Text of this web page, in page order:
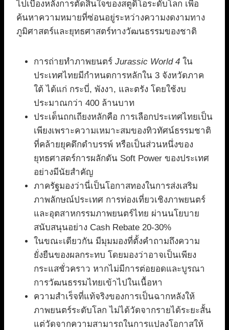
ไปเบื้องหลังการตัดสินใจของสตูดิโอระดับโลก เพื่อ
ค้นหาความหมายที่ซ่อนอยู่ระหว่างความงดงามทาง
ภูมิศาสตร์และยุทธศาสตร์ทางวัฒนธรรมของชาติ
การถ่ายทำภาพยนตร์ Jurassic World 4 ใน
ประเทศไทยมีกำหนดการหลักใน 3 จังหวัดภาค
ใต้ ได้แก่ กระบี่, พังงา, และตรัง โดยใช้งบ
ประมาณกว่า 400 ล้านบาท
ประเด็นถกเถียงหลักคือ การเลือกประเทศไทยเป็น
เพียงเพราะความเหมาะสมของทิวทัศน์ธรรมชาติ
ที่คล้ายยุคดึกดำบรรพ์ หรือเป็นส่วนหนึ่งของ
ยุทธศาสตร์การผลักดัน Soft Power ของประเทศ
อย่างมีนัยสำคัญ
ภาครัฐมองว่านี่เป็นโอกาสทองในการส่งเสริม
ภาพลักษณ์ประเทศ การท่องเที่ยวเชิงภาพยนตร์
และอุตสาหกรรมภาพยนตร์ไทย ผ่านนโยบาย
สนับสนุนอย่าง Cash Rebate 20-30%
ในขณะเดียวกัน มีมุมมองที่ตั้งคำถามถึงความ
ยั่งยืนของผลกระทบ โดยมองว่าอาจเป็นเพียง
กระแสชั่วคราว หากไม่มีการต่อยอดและบูรณา
การวัฒนธรรมไทยเข้าไปในเนื้อหา
ความสำเร็จที่แท้จริงของการเป็นฉากหลังให้
ภาพยนตร์ระดับโลก ไม่ได้วัดจากรายได้ระยะสั้น
แต่วัดจากความสามารถในการแปลงโอกาสให้